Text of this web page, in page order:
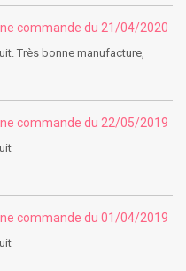
commande du 21/04/2020
Très bonne manufacture,
commande du 22/05/2019
commande du 01/04/2019